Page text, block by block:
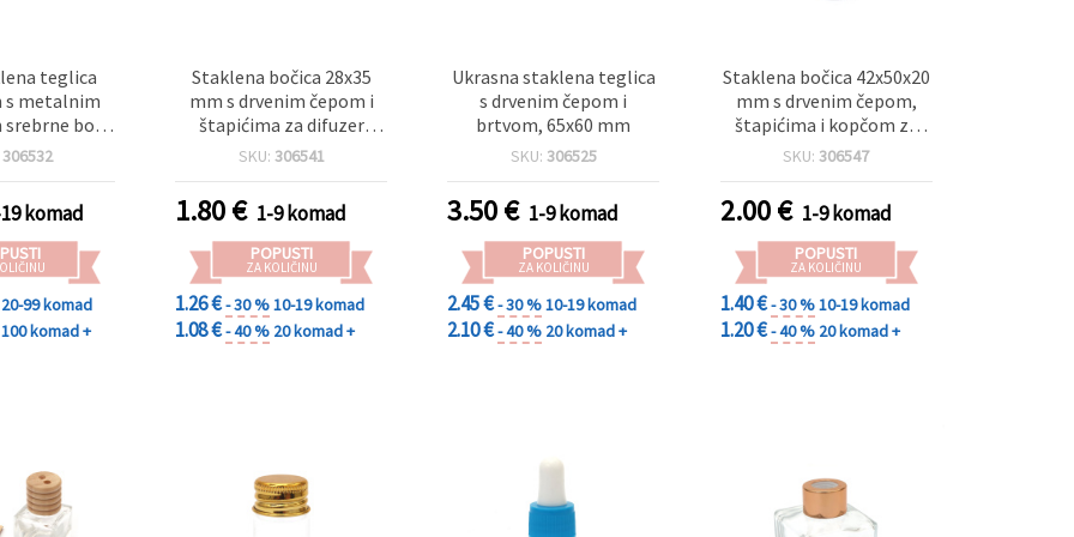
teglica
s metalnim
boje
kreativne
306532
komad
20-99 komad
100 komad +
Staklena bočica 28x35
mm s drvenim čepom i
štapićima za difuzer
mirisa
SKU: 306541
1.80€ 1-9 komad
POPUSTI
ZA KOLIČINU
1.26 €- 30 %10-19 komad
1.08 €- 40 % 20 komad +
Ukrasna staklena teglica
s drvenim čepom i
brtvom, 65x60 mm
SKU: 306525
3.50€ 1-9 komad
POPUSTI
ZA KOLIČINU
2.45 €- 30 %10-19 komad
2.10 €- 40 % 20 komad +
Staklena bočica 42x50x20
mm s drvenim čepom,
štapićima i kopčom za
mirisni difuzor
SKU:306547
2.00€ 1-9 komad
POPUSTI
ZA KOLIČINU
1.40 €- 30 %10-19 komad
1.20 €- 40 % 20 komad +